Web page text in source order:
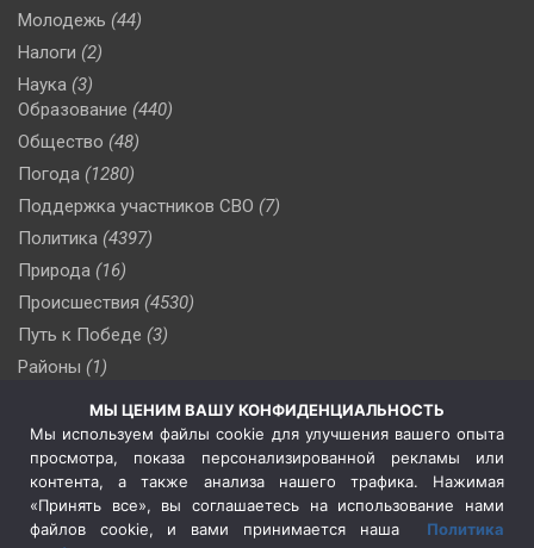
Молодежь (44)
Налоги (2)
Наука (3)
Образование (440)
Общество (48)
Погода (1280)
Поддержка участников СВО (7)
Политика (4397)
Природа (16)
Происшествия (4530)
Путь к Победе (3)
Районы (1)
(510)
Сельское хозяйство (3)
Социальная политика
(3)
Спецоперация в Украине
Спецоперация на Украине
(404)
МЫ ЦЕНИМ ВАШУ КОНФИДЕНЦИАЛЬНОСТЬ
Мы используем файлы cookie для улучшения вашего опыта
просмотра, показа персонализированной рекламы или
контента, а также анализа нашего трафика. Нажимая
«Принять все», вы соглашаетесь на использование нами
файлов cookie, и вами принимается наша Политика